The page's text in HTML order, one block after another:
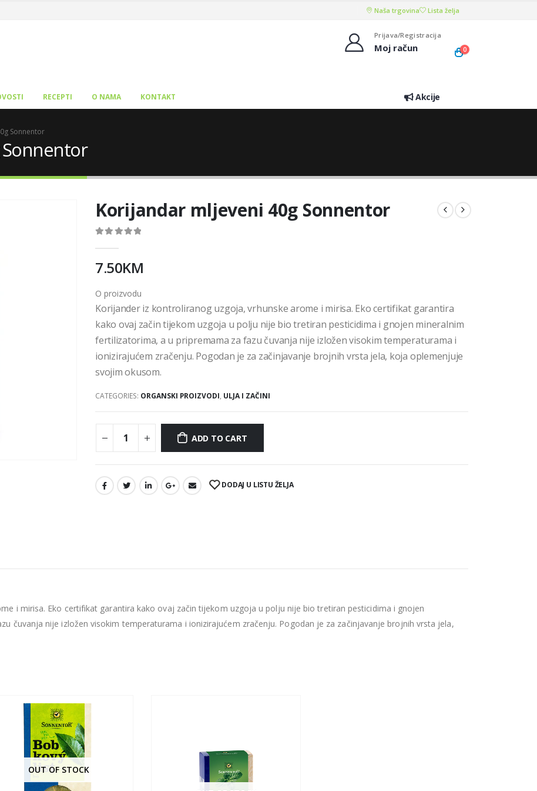
Naša trgovina Lista želja
Prijava/Registracija
Moj račun 0
RECEPTI O NAMA KONTAKT Akcije
Sonnentor
Korijandar mljeveni 40g Sonnentor
7.50KM
O proizvodu
Korijander iz kontroliranog uzgoja, vrhunske arome i mirisa. Eko certifikat garantira
kako ovaj začin tijekom uzgoja u polju nije bio tretiran pesticidima i gnojen mineralnim
fertilizatorima, a u pripremama za fazu čuvanja nije izložen visokim temperaturama i
ionizirajućem zračenju. Pogodan je za začinjavanje brojnih vrsta jela, koja oplemenjuje
svojim okusom.
CATEGORIES: ORGANSKI PROIZVODI, ULJA I ZAČINI
ADD TO CART
DODAJ U LISTU ŽELJA
i mirisa. Eko certifikat garantira kako ovaj začin tijekom uzgoja u polju nije bio tretiran pesticidima i gnojen
čuvanja nije izložen visokim temperaturama i ionizirajućem zračenju. Pogodan je za začinjavanje brojnih vrsta jela,
OUT OF STOCK